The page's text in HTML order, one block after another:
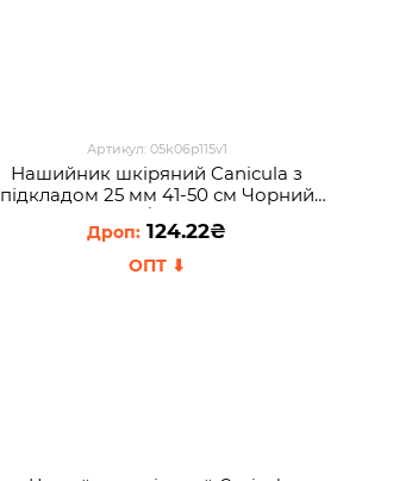
Артикул: 05k06p115v1
Нашийник шкіряний Canicula з
пiдкладом 25 мм 41-50 см Чорний
(2021/251050)
124.22₴